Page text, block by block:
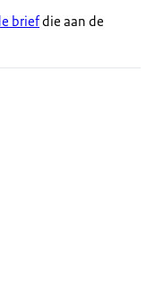
briefdie aan de